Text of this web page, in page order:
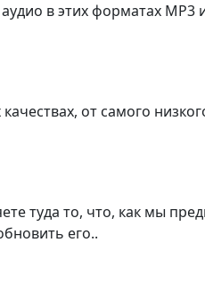
в этих форматах MP3
от самого
туда то, что, как мы
его..